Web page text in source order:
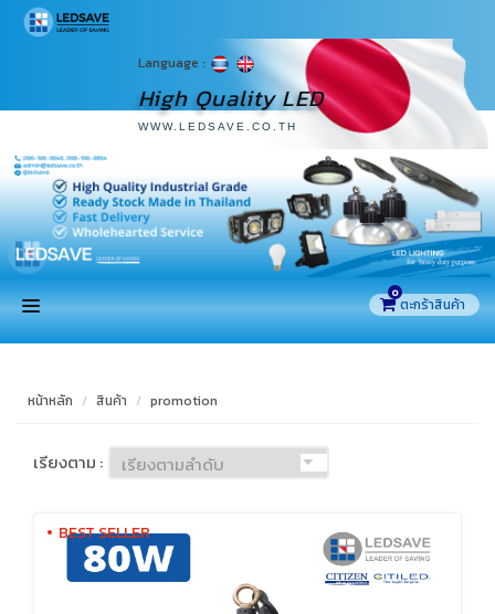
Language :
High Quality LED
WWW.LEDSAVE.CO.TH
0
หน้าหลัก สินค้า promotion
เรียงตาม :
BEST SELLER